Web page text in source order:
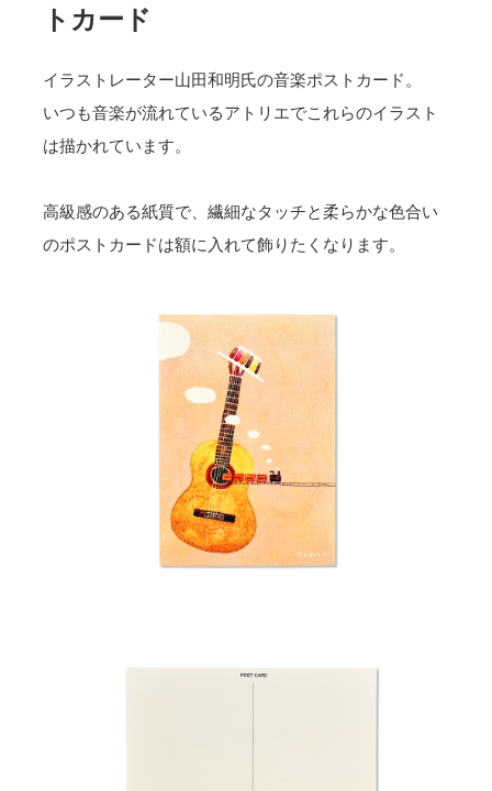
トカード
イラストレーター山田和明氏の音楽ポストカード。
いつも音楽が流れているアトリエでこれらのイラスト
は描かれています。
高級感のある紙質で、繊細なタッチと柔らかな色合い
のポストカードは額に入れて飾りたくなります。